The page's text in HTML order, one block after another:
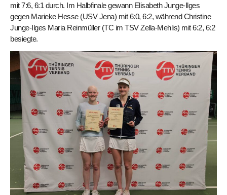
mit 7:6, 6:1 durch. Im Halbfinale gewann Elisabeth Junge-Ilges
gegen Marieke Hesse (USV Jena) mit 6:0, 6:2, während Christine
Junge-Ilges Maria Reinmüller (TC im TSV Zella-Mehlis) mit 6:2, 6:2
besiegte.